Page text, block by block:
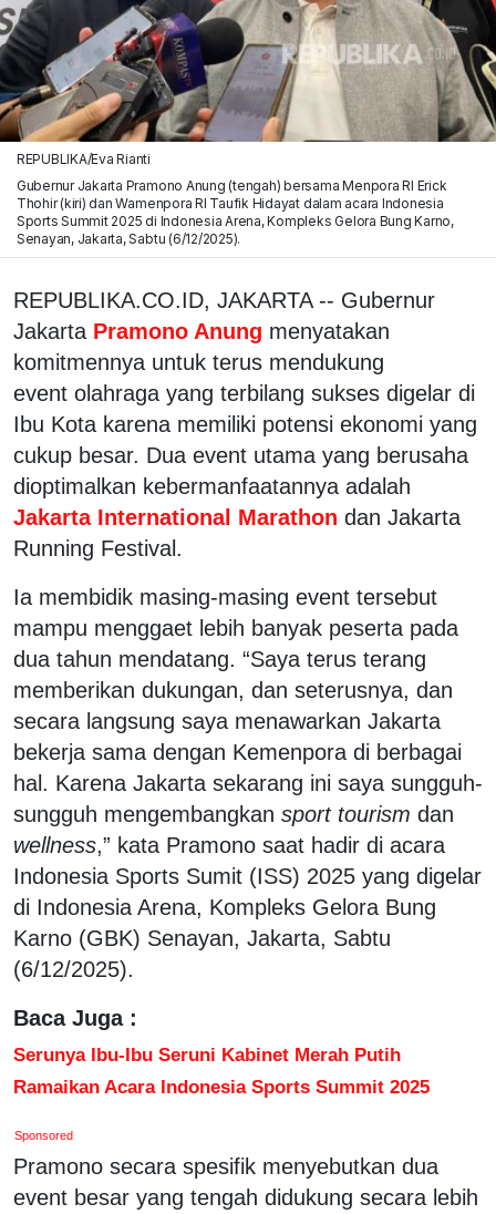
REPUBLIKA/Eva Rianti
Gubernur Jakarta Pramono Anung (tengah) bersama Menpora RI Erick
Thohir (kiri) dan Wamenpora RI Taufik Hidayat dalam acara Indonesia
Sports Summit 2025 di Indonesia Arena, Kompleks Gelora Bung Karno,
Senayan, Jakarta, Sabtu (6/12/2025).
REPUBLIKA.CO.ID, JAKARTA -- Gubernur
Jakarta Pramono Anung menyatakan
komitmennya untuk terus mendukung
event olahraga yang terbilang sukses digelar di
Ibu Kota karena memiliki potensi ekonomi yang
cukup besar. Dua event utama yang berusaha
dioptimalkan kebermanfaatannya adalah
Jakarta International Marathon dan Jakarta
Running Festival.
Ia membidik masing-masing event tersebut
mampu menggaet lebih banyak peserta pada
dua tahun mendatang. “Saya terus terang
memberikan dukungan, dan seterusnya, dan
secara langsung saya menawarkan Jakarta
bekerja sama dengan Kemenpora di berbagai
hal. Karena Jakarta sekarang ini saya sungguh-
sungguh mengembangkan sport tourism dan
wellness,” kata Pramono saat hadir di acara
Indonesia Sports Sumit (ISS) 2025 yang digelar
di Indonesia Arena, Kompleks Gelora Bung
Karno (GBK) Senayan, Jakarta, Sabtu
(6/12/2025).
Baca Juga :
Serunya Ibu-Ibu Seruni Kabinet Merah Putih
Ramaikan Acara Indonesia Sports Summit 2025
Sponsored
Pramono secara spesifik menyebutkan dua
event besar yang tengah didukung secara lebih